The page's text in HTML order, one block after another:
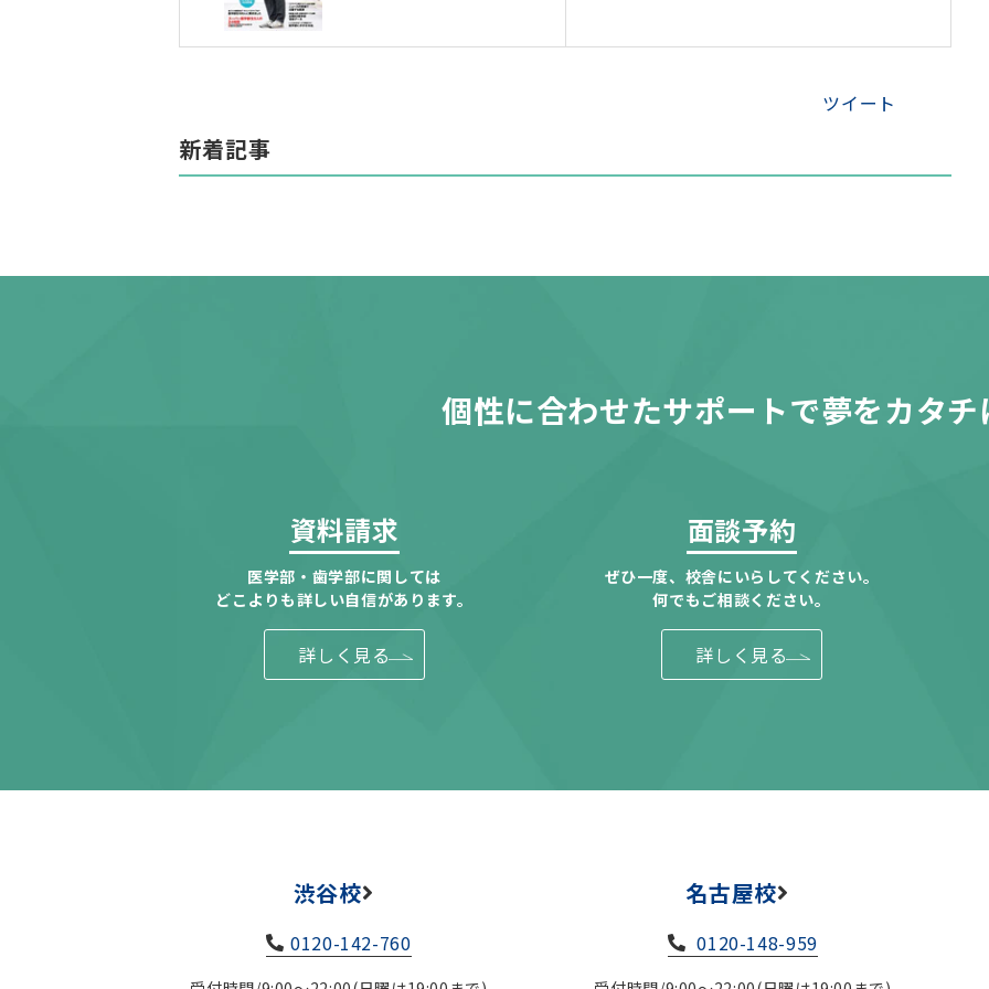
ツイート
新着記事
個性に合わせたサポートで夢をカタチ
資料請求
医学部・歯学部に関しては
どこよりも詳しい自信があります。
詳しく見る
面談予約
ぜひ一度、校舎にいらしてください。
何でもご相談ください。
詳しく見る
渋谷校
0120-142-760
名古屋校
0120-148-959